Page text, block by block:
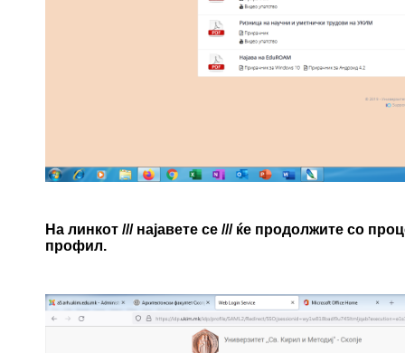
На линкот /// најавете се /// ќе продолжите со
профил.